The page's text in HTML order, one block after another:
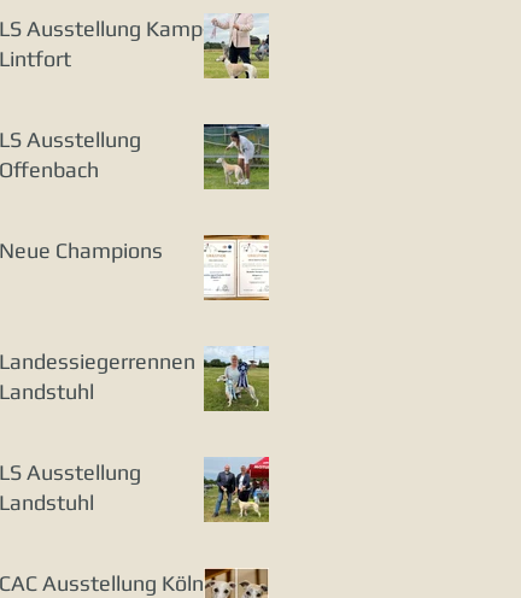
LS Ausstellung Kamp-
Lintfort
LS Ausstellung
Offenbach
Neue Champions
Landessiegerrennen
Landstuhl
LS Ausstellung
Landstuhl
CAC Ausstellung Köln-